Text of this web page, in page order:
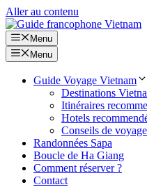
Aller au contenu
Menu
Menu
Guide Voyage Vietnam
Destinations
Itinéraires
Hotels
Conseils de
Randonnées Sapa
Boucle de Ha Giang
Comment réserver ?
Contact